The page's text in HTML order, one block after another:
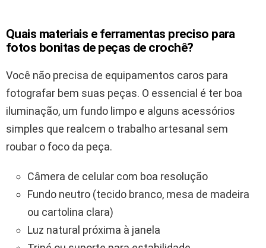
Quais materiais e ferramentas preciso para
fotos bonitas de peças de crochê?
Você não precisa de equipamentos caros para
fotografar bem suas peças. O essencial é ter boa
iluminação, um fundo limpo e alguns acessórios
simples que realcem o trabalho artesanal sem
roubar o foco da peça.
Câmera de celular com boa resolução
Fundo neutro (tecido branco, mesa de madeira
ou cartolina clara)
Luz natural próxima à janela